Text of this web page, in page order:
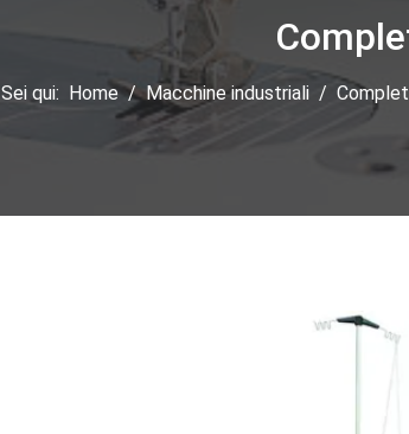
Sei qui: Home Macchine industriali